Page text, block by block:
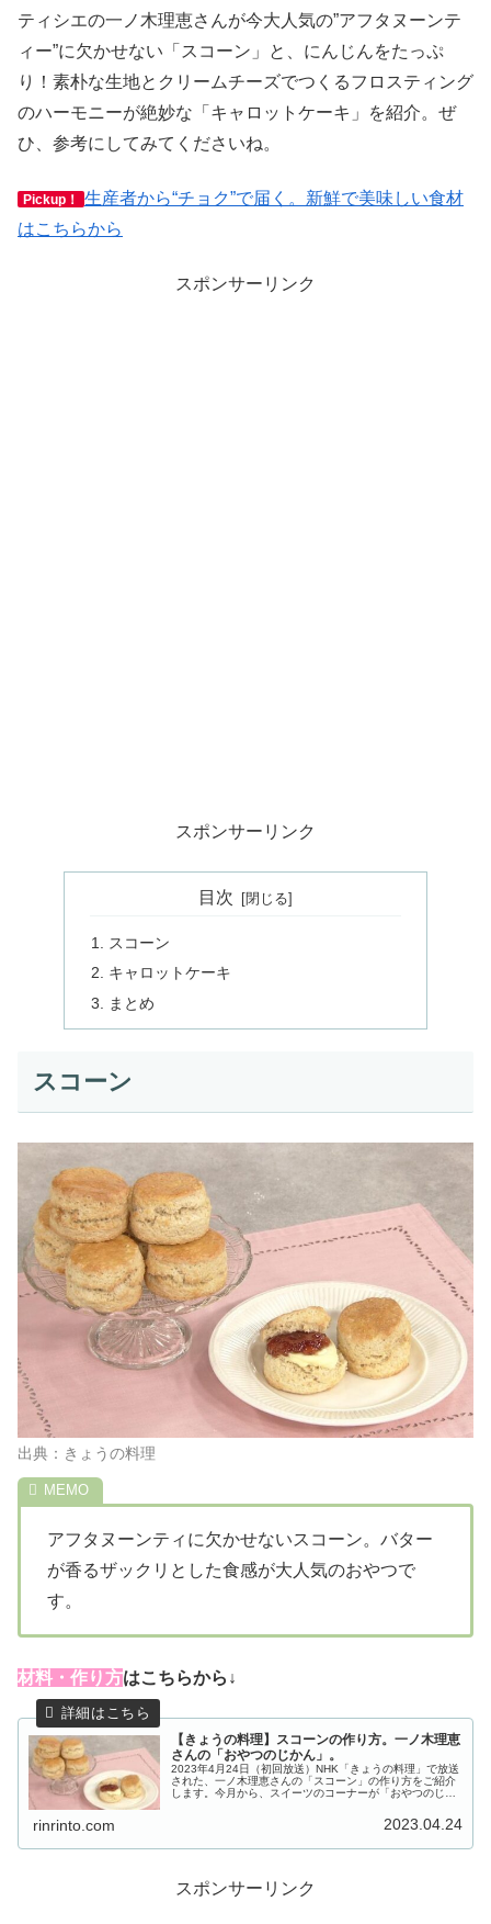
ティシエの一ノ木理恵さんが今大人気の”アフタヌーンテ
ィー”に欠かせない「スコーン」と、にんじんをたっぷ
り！素朴な生地とクリームチーズでつくるフロスティング
のハーモニーが絶妙な「キャロットケーキ」を紹介。ぜ
ひ、参考にしてみてくださいね。
Pickup！
生産者から“チョク”で届く。新鮮で美味しい食材
はこちらから
スポンサーリンク
スポンサーリンク
目次
スコーン
キャロットケーキ
まとめ
スコーン
出典：きょうの料理
アフタヌーンティに欠かせないスコーン。バター
が香るザックリとした食感が大人気のおやつで
す。
材料・作り方はこちらから↓
【きょうの料理】スコーンの作り方。一ノ木理恵
さんの「おやつのじかん」。
2023年4月24日（初回放送）NHK「きょうの料理」で放送
された、一ノ木理恵さんの「スコーン」の作り方をご紹介
します。今月から、スイーツのコーナーが「おやつのじか
rinrinto.com 2023.04.24
スポンサーリンク